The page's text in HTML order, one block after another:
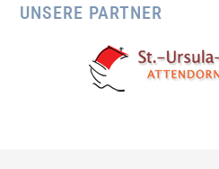
UNSERE PARTNER